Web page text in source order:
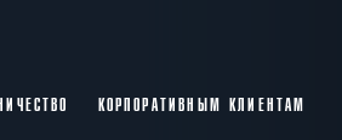
КОРПОРАТИВНЫМ КЛИЕНТАМ